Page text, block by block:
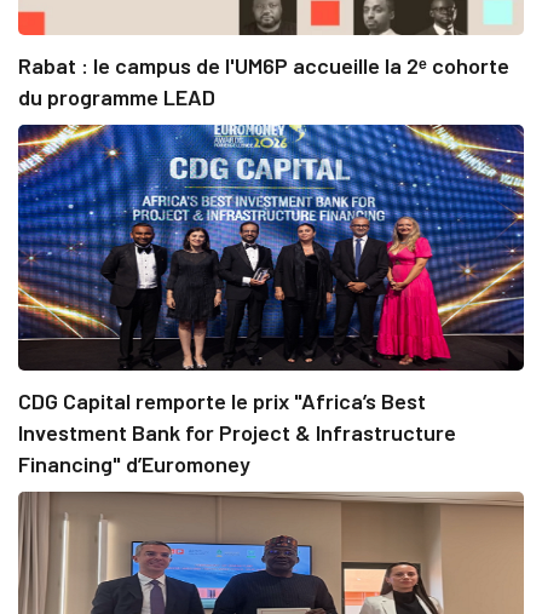
Rabat : le campus de l'UM6P accueille la 2ᵉ cohorte
du programme LEAD
CDG Capital remporte le prix "Africa’s Best
Investment Bank for Project & Infrastructure
Financing" d’Euromoney